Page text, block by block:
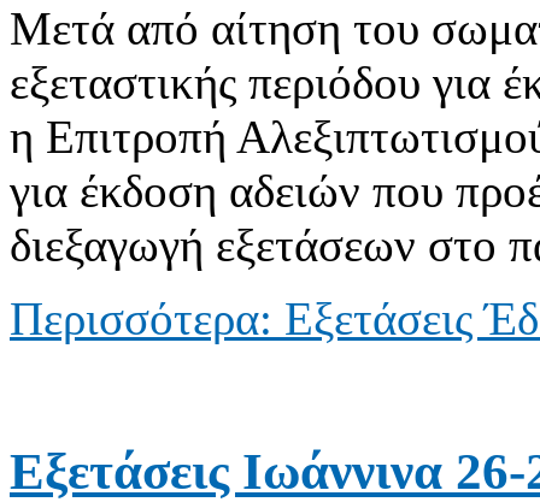
Μετά από αίτηση του
εξεταστικής περιόδου για
η Επιτροπή
για έκδοση αδειών που
διεξαγωγή εξετάσεων στο
Περισσότερα: Εξετάσεις
Εξετάσεις Ιωάννινα